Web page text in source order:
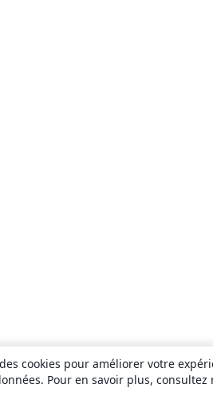
cookies pour améliorer votre
Pour en savoir plus, consultez